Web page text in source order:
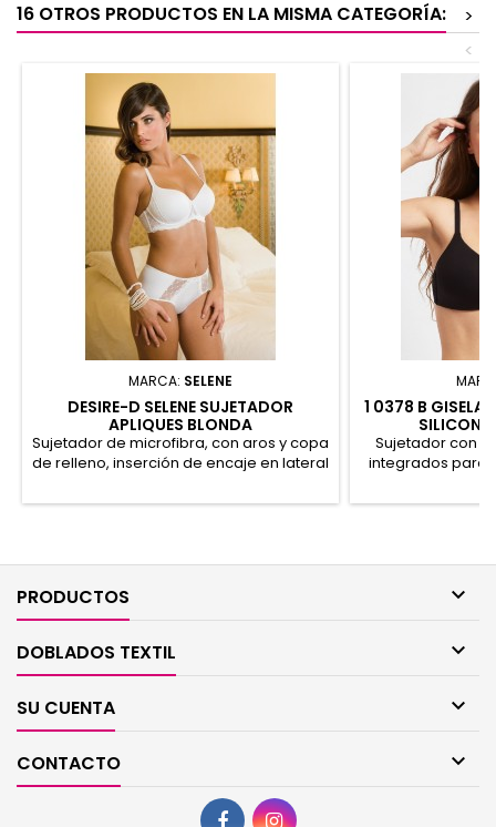
16 OTROS PRODUCTOS EN LA MISMA CATEGORÍA:
>
<
MARCA: SELENE
DESIRE-D SELENE SUJETADOR
APLIQUES BLONDA
Sujetador de microfibra, con aros y copa
de relleno, inserción de encaje en lateral
Poliéster, 9% Elastano
1 0378 B GISELA
Sujetador con
integrados para
cortes que no
tirantes
Bambu, 10%
PRODUCTOS 
DOBLADOS TEXTIL 
SU CUENTA 
CONTACTO 